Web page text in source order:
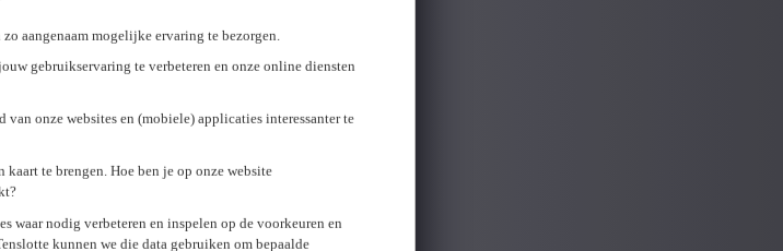
aangenaam mogelijke ervaring te bezorgen.
gebruikservaring te verbeteren en onze online diensten
onze websites en (mobiele) applicaties interessanter te
te brengen. Hoe ben je op onze website
waar nodig verbeteren en inspelen op de voorkeuren en
kunnen we die data gebruiken om bepaalde